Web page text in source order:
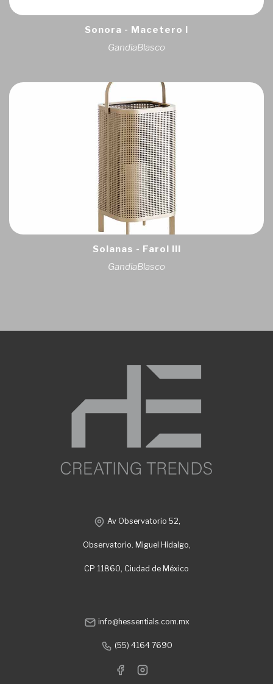
Sonora - Macetero I
GandiaBlasco
Solanas - Farol III
GandiaBlasco
Av Observatorio 52,
Observatorio. Miguel Hidalgo,
CP 11860, Ciudad de México
info@hessentials.com.mx
(55) 4164 7690